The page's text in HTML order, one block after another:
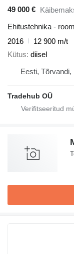
49 000 €
Ehitustehnika -
2016
12 900 m/t
Kütus diisel
Eesti,
Tradehub OÜ